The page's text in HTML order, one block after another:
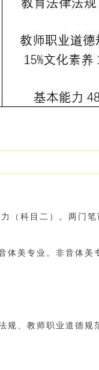
（科目二）。两门
体美专业。非音体
、教师职业道德规